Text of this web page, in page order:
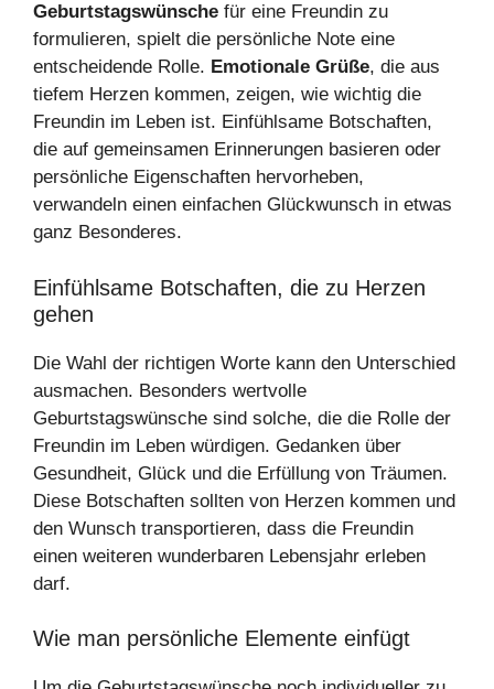
Geburtstagswünsche für eine Freundin zu
formulieren, spielt die persönliche Note eine
entscheidende Rolle. Emotionale Grüße, die aus
tiefem Herzen kommen, zeigen, wie wichtig die
Freundin im Leben ist. Einfühlsame Botschaften,
die auf gemeinsamen Erinnerungen basieren oder
persönliche Eigenschaften hervorheben,
verwandeln einen einfachen Glückwunsch in etwas
ganz Besonderes.
Einfühlsame Botschaften, die zu Herzen
gehen
Die Wahl der richtigen Worte kann den Unterschied
ausmachen. Besonders wertvolle
Geburtstagswünsche sind solche, die die Rolle der
Freundin im Leben würdigen. Gedanken über
Gesundheit, Glück und die Erfüllung von Träumen.
Diese Botschaften sollten von Herzen kommen und
den Wunsch transportieren, dass die Freundin
einen weiteren wunderbaren Lebensjahr erleben
darf.
Wie man persönliche Elemente einfügt